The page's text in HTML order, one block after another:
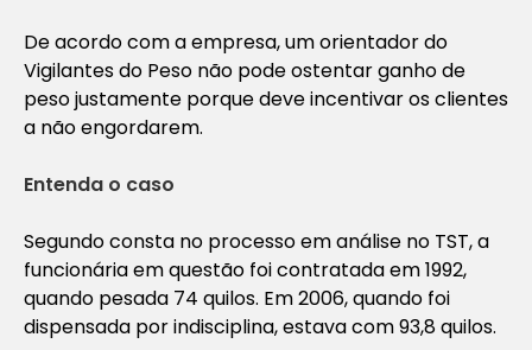
De acordo com a empresa, um orientador do
Vigilantes do Peso não pode ostentar ganho de
peso justamente porque deve incentivar os clientes
a não engordarem.
Entenda o caso
Segundo consta no processo em análise no TST, a
funcionária em questão foi contratada em 1992,
quando pesada 74 quilos. Em 2006, quando foi
dispensada por indisciplina, estava com 93,8 quilos.